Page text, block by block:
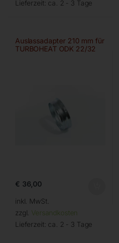
Lieferzeit: ca. 2 - 3 Tage
Auslassadapter 210 mm für
TURBOHEAT ODK 22/32
€ 36,00
inkl. MwSt.
zzgl. Versandkosten
Lieferzeit: ca. 2 - 3 Tage